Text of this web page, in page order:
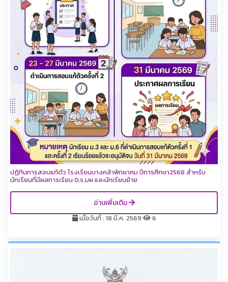
ปฏิทินการสอบแก้ตัว โรงเรียนบางคล้าพิทยาคม ปีการศึกษา2568 สำหรับ
นักเรียนที่มีผลการเรียน 0,ร,มผ และนักเรียนย้าย
อ่านเพิ่มเติม
เมื่อวันที่ : 18 มี.ค. 2569 6